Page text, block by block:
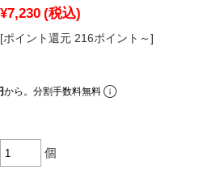
¥7,230 (税込)
[ポイント還元 216ポイント～]
から。分割手数料無料
個